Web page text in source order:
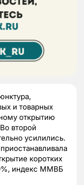
и товарных
открытию
второй
усилились.
коротких
индекс ММВБ